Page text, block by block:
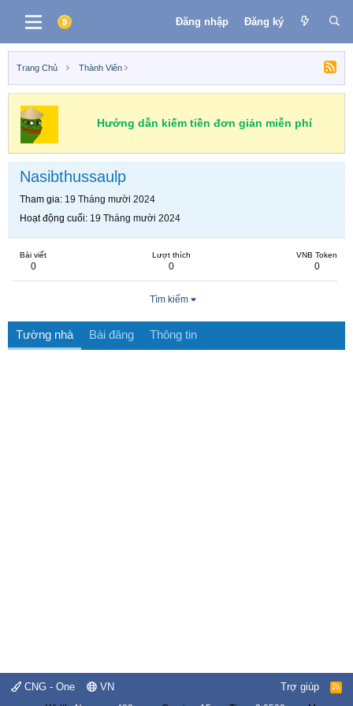
Đăng nhập Đăng ký
Trang Chủ Thành Viên
Hướng dẫn kiếm tiền đơn giản miễn phí
Nasibthussaulp
Tham gia 19 Tháng mười 2024
Hoạt động cuối 19 Tháng mười 2024
Bài viết
0
Lượt thích
0
VNB Token
0
Tìm kiếm
Tường nhà Bài đăng Thông tin
CNG - One VN Trợ giúp
R